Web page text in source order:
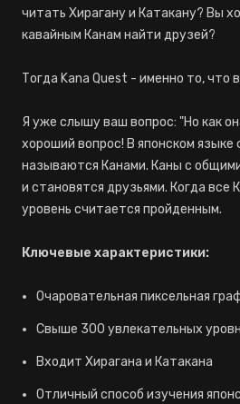
читать Хирагану и Катакану? Вы
кавайным Канам найти друзей?
Тогда Kana Quest - именно то, что
Я уже слышу ваш вопрос: "Но как
хороший вопрос! В японском
называются Канами. Каны с
и становятся друзьями. Когда все
уровень считается пройденным.
Ключевые характеристики:
Очаровательная пиксельная
Свыше 300 увлекательных
Входит Хирагана и Катакана
Отличный способ изучения